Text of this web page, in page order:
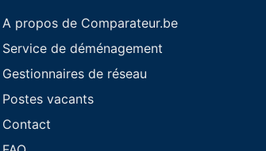
A propos de Comparateur.be
Service de déménagement
Gestionnaires de réseau
Postes vacants
Contact